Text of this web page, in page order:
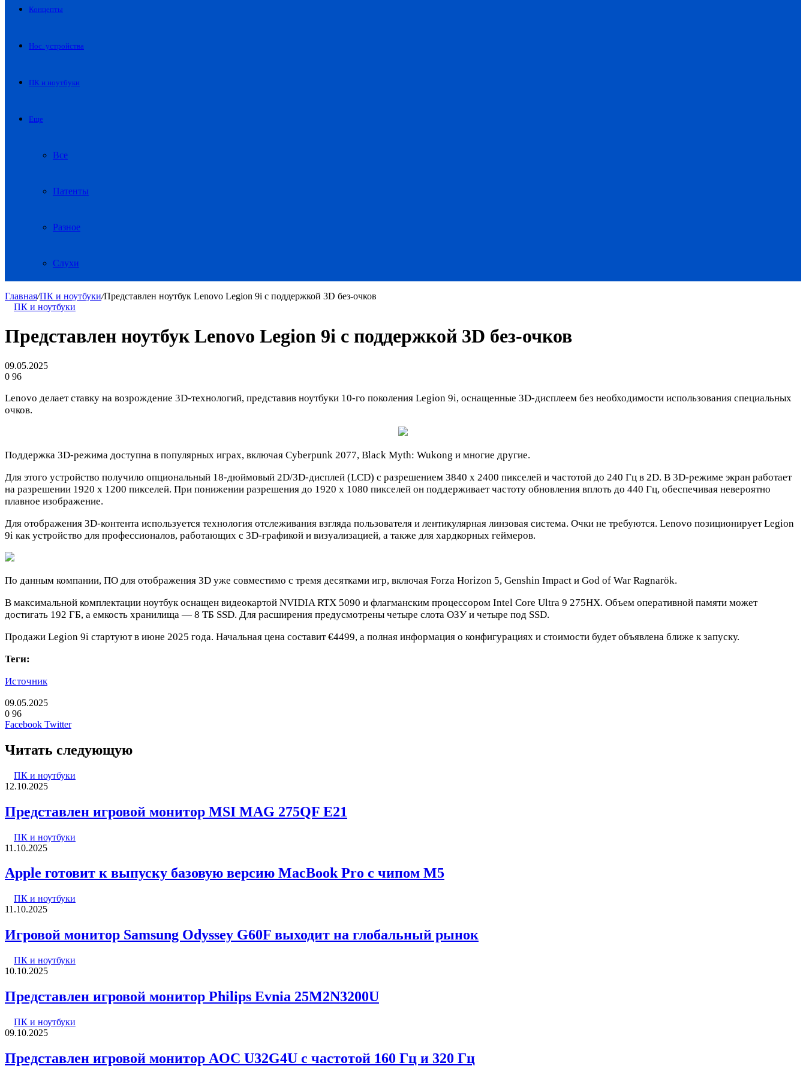
Концепты
Нос. устройства
ПК и ноутбуки
Еще
Все
Патенты
Разное
Слухи
Главная/ПК и ноутбуки/Представлен ноутбук Lenovo Legion 9i с поддержкой 3D без-очков
ПК и ноутбуки
Представлен ноутбук Lenovo Legion 9i с поддержкой 3D без-очков
09.05.2025
0 96
Lenovo делает ставку на возрождение 3D-технологий, представив ноутбуки 10-го поколения Legion 9i, оснащенные 3D-дисплеем без необходимости использования специальных
очков.
Поддержка 3D-режима доступна в популярных играх, включая Cyberpunk 2077, Black Myth: Wukong и многие другие.
Для этого устройство получило опциональный 18-дюймовый 2D/3D-дисплей (LCD) с разрешением 3840 х 2400 пикселей и частотой до 240 Гц в 2D. В 3D-режиме экран работает
на разрешении 1920 х 1200 пикселей. При понижении разрешения до 1920 х 1080 пикселей он поддерживает частоту обновления вплоть до 440 Гц, обеспечивая невероятно
плавное изображение.
Для отображения 3D-контента используется технология отслеживания взгляда пользователя и лентикулярная линзовая система. Очки не требуются. Lenovo позиционирует Legion
9i как устройство для профессионалов, работающих с 3D-графикой и визуализацией, а также для хардкорных геймеров.
По данным компании, ПО для отображения 3D уже совместимо с тремя десятками игр, включая Forza Horizon 5, Genshin Impact и God of War Ragnarök.
В максимальной комплектации ноутбук оснащен видеокартой NVIDIA RTX 5090 и флагманским процессором Intel Core Ultra 9 275HX. Объем оперативной памяти может
достигать 192 ГБ, а емкость хранилища — 8 ТБ SSD. Для расширения предусмотрены четыре слота ОЗУ и четыре под SSD.
Продажи Legion 9i стартуют в июне 2025 года. Начальная цена составит €4499, а полная информация о конфигурациях и стоимости будет объявлена ближе к запуску.
Теги:
Источник
09.05.2025
0 96
Facebook TwitterLinkedIn
Pinterest
Вконтакте
Одноклассники
Skype
WhatsApp
Telegram
Viber
Читать следующую
ПК и ноутбуки
12.10.2025
Представлен игровой монитор MSI MAG 275QF E21
ПК и ноутбуки
11.10.2025
Apple готовит к выпуску базовую версию MacBook Pro с чипом M5
ПК и ноутбуки
11.10.2025
Игровой монитор Samsung Odyssey G60F выходит на глобальный рынок
ПК и ноутбуки
10.10.2025
Представлен игровой монитор Philips Evnia 25M2N3200U
ПК и ноутбуки
09.10.2025
Представлен игровой монитор AOC U32G4U с частотой 160 Гц и 320 Гц